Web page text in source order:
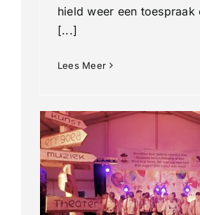
hield weer een toespraak
[...]
Lees Meer